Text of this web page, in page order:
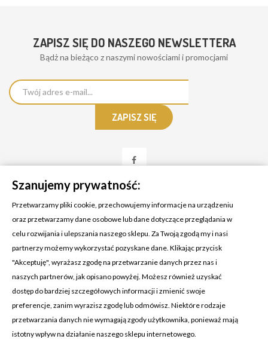
ZAPISZ SIĘ DO NASZEGO NEWSLETTERA
Bądż na bieżąco z naszymi nowościami i promocjami
KONTAKT Z NAMI
Adres:
Cosmetic4car
Budzisz 73A
39-200 Dębica
Dominik:
Szanujemy prywatność:
Przetwarzamy pliki cookie, przechowujemy informacje na urządzeniu
oraz przetwarzamy dane osobowe lub dane dotyczące przeglądania w
celu rozwijania i ulepszania naszego sklepu. Za Twoją zgodą my i nasi
partnerzy możemy wykorzystać pozyskane dane. Klikając przycisk
"Akceptuję", wyrażasz zgodę na przetwarzanie danych przez nas i
naszych partnerów, jak opisano powyżej. Możesz również uzyskać
dostęp do bardziej szczegółowych informacji i zmienić swoje
preferencje, zanim wyrazisz zgodę lub odmówisz. Niektóre rodzaje
przetwarzania danych nie wymagają zgody użytkownika, ponieważ mają
istotny wpływ na działanie naszego sklepu internetowego.